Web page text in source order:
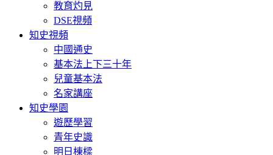
教育灼見
DSE視頻
知史視頻
中國通史
基本法上下三十年
兒童基本法
名家講座
知史學園
遊歷學習
青年史識
明日棟樑